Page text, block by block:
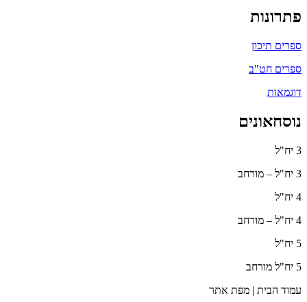
פתרונות
ספרים תיכון
ספרים חט"ב
דוגמאות
נוסחאונים
3 יח"ל
3 יח"ל – מורחב
4 יח"ל
4 יח"ל – מורחב
5 יח"ל
5 יח"ל מורחב
עמוד הבית | מפת אתר